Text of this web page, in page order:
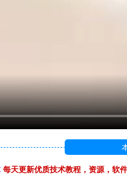
每天更新优质技术教程，资源，软